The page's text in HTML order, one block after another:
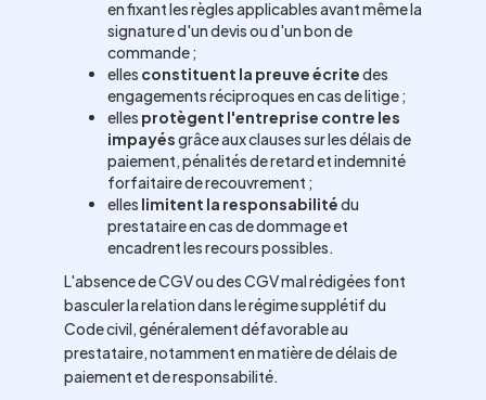
en fixant les règles applicables avant même la
signature d'un devis ou d'un bon de
commande ;
elles constituent la preuve écritedes
engagements réciproques en cas de litige ;
elles protègent l'entreprise contre les
impayésgrâce aux clauses sur les délais de
paiement, pénalités de retard et indemnité
forfaitaire de recouvrement ;
elles limitent la responsabilitédu
prestataire en cas de dommage et
encadrent les recours possibles.
L'absence de CGV ou des CGV mal rédigées font
basculer la relation dans le régime supplétif du
Code civil, généralement défavorable au
prestataire, notamment en matière de délais de
paiement et de responsabilité.